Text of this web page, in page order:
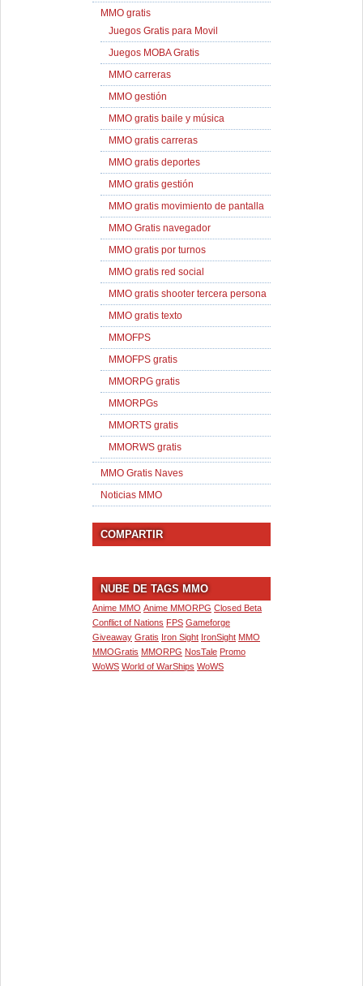
MMO gratis
Juegos Gratis para Movil
Juegos MOBA Gratis
MMO carreras
MMO gestión
MMO gratis baile y música
MMO gratis carreras
MMO gratis deportes
MMO gratis gestión
MMO gratis movimiento de pantalla
MMO Gratis navegador
MMO gratis por turnos
MMO gratis red social
MMO gratis shooter tercera persona
MMO gratis texto
MMOFPS
MMOFPS gratis
MMORPG gratis
MMORPGs
MMORTS gratis
MMORWS gratis
MMO Gratis Naves
Noticias MMO
COMPARTIR
NUBE DE TAGS MMO
Anime MMO Anime MMORPG Closed Beta
Conflict of Nations FPS Gameforge
Giveaway Gratis Iron Sight IronSight MMO
MMOGratis MMORPG NosTale Promo
WoWS World of WarShips WoWS